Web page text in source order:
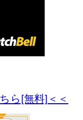
ら[無料]＜＜